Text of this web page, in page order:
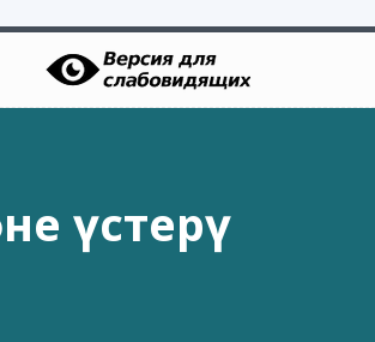
үстерү